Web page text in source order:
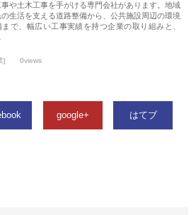
事や土木工事を手がける専門会社があります。地域
の生活を支える道路整備から、公共施設周辺の環境
まで、幅広い工事実績を持つ企業の取り組みと、
] 0views
google+ はてブ